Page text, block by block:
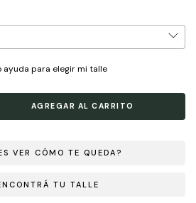
ayuda para elegir mi talle
VER CÓMO TE QUEDA?
TU TALLE